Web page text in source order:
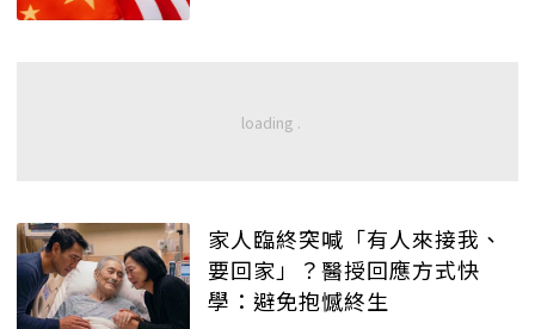
家人臨終突喊「有人來接我、
要回家」？醫授回應方式快
學：避免抱憾終生